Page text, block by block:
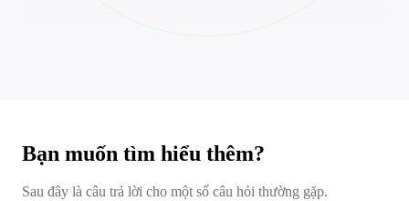
Bạn muốn tìm hiểu thêm?
Sau đây là câu trả lời cho một số câu hỏi thường gặp.